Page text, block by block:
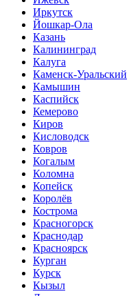
Иркутск
Йошкар-Ола
Казань
Калининград
Калуга
Каменск-Уральский
Камышин
Каспийск
Кемерово
Киров
Кисловодск
Ковров
Когалым
Коломна
Копейск
Королёв
Кострома
Красногорск
Краснодар
Красноярск
Курган
Курск
Кызыл